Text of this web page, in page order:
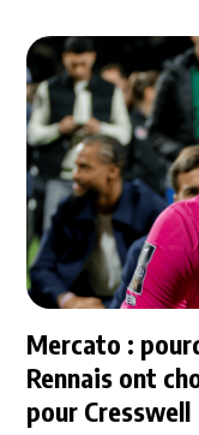
Mercato :
Rennais ont
pour Cresswell